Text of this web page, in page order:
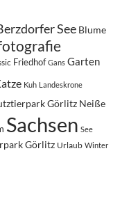
See Blume
Friedhof Gans Garten
Kuh Landeskrone
Görlitz Neiße
Sachsen See
Görlitz Urlaub Winter